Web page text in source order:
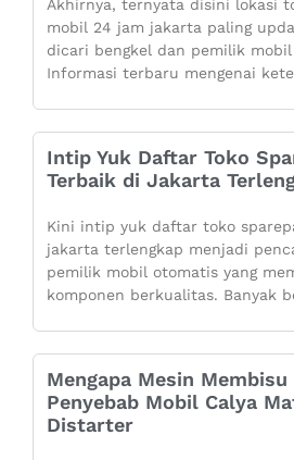
Akhirnya, ternyata disini lokasi
mobil 24 jam jakarta paling
dicari bengkel dan pemilik
Informasi terbaru mengenai
Intip Yuk Daftar Toko
Terbaik di Jakarta
Kini intip yuk daftar toko
jakarta terlengkap menjadi
pemilik mobil otomatis yang
komponen berkualitas. Banyak
Mengapa Mesin
Penyebab Mobil Calya
Distarter